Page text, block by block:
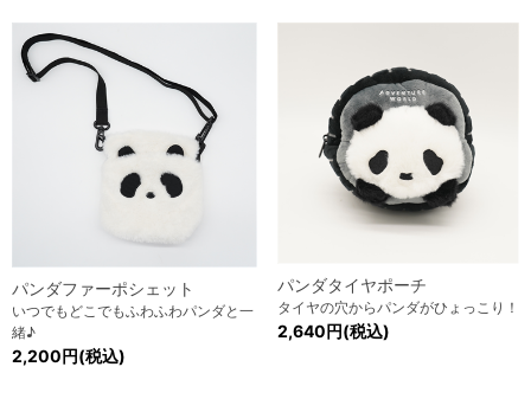
パンダファーポシェット
いつでもどこでもふわふわパンダと一
緒♪
2,200円(税込)
パンダタイヤポーチ
タイヤの穴からパンダがひょっこり！
2,640円(税込)